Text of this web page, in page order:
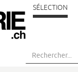
SÉLECTION